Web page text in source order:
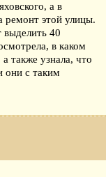
а в
ремонт этой улицы.
40
в каком
также узнала, что
они с таким